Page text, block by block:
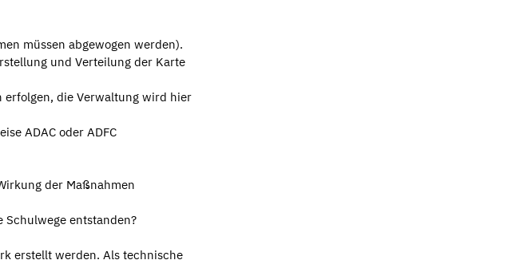
müssen abgewogen werden).
und Verteilung der Karte
erfolgen, die Verwaltung wird hier
ADAC oder ADFC
der Maßnahmen
entstanden?
erstellt werden. Als technische